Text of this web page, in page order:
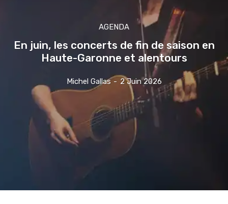
AGENDA
En juin, les concerts de fin de saison en
Haute-Garonne et alentours
Michel Gallas - 2 Juin 2026